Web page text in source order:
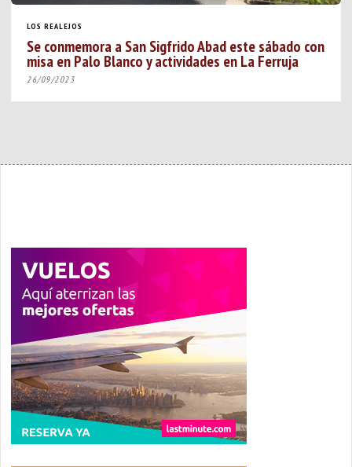
LOS REALEJOS
Se conmemora a San Sigfrido Abad este sábado con
misa en Palo Blanco y actividades en La Ferruja
26/09/2023